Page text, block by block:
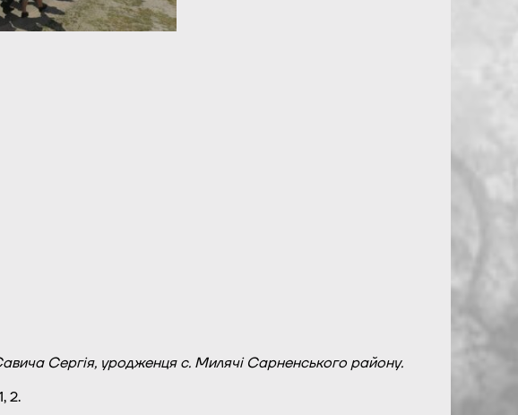
Сергія, уродженця с. Милячі Сарненського району.
2.